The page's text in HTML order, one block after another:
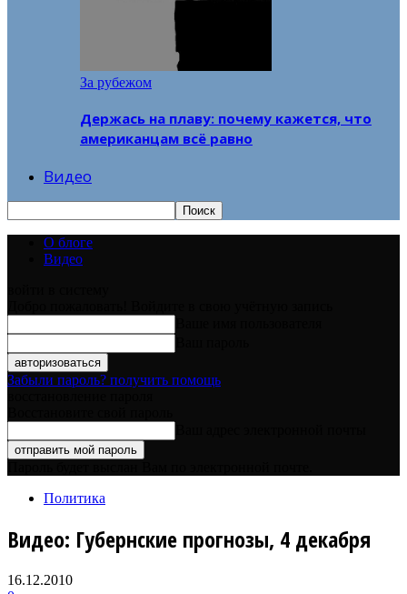
За рубежом
Держась на плаву: почему кажется, что
американцам всё равно
Видео
О блоге
Видео
Забыли пароль? получить помощь
Политика
Видео: Губернские прогнозы, 4 декабря
16.12.2010